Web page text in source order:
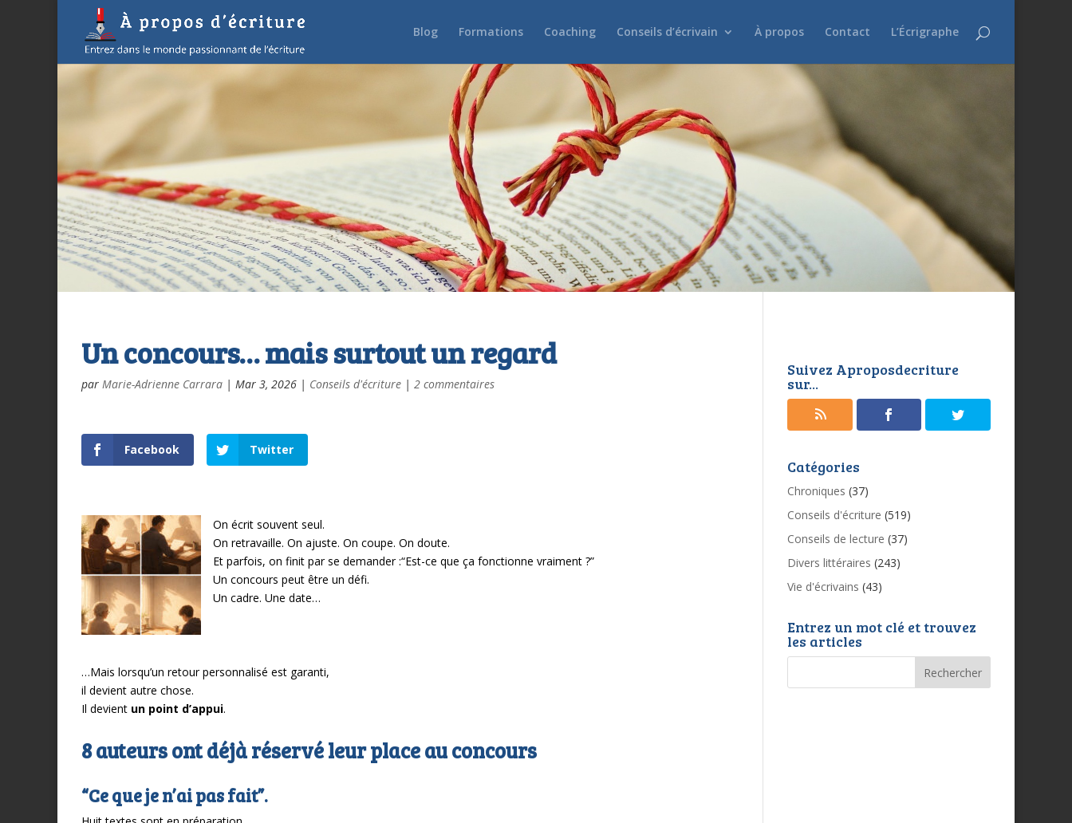
Blog Formations Coaching Conseils d’écrivain À propos Contact L’Écrigraphe
Un concours… mais surtout un regard
par Marie-Adrienne Carrara | Mar 3, 2026 | Conseils d'écriture | 2 commentaires
Facebook Twitter
On écrit souvent seul.
On retravaille. On ajuste. On coupe. On doute.
Et parfois, on finit par se demander :“Est-ce que ça fonctionne vraiment ?”
Un concours peut être un défi.
Un cadre. Une date…
…Mais lorsqu’un retour personnalisé est garanti,
il devient autre chose.
Il devient un point d’appui.
8 auteurs ont déjà réservé leur place au concours
“Ce que je n’ai pas fait”.
Suivez Aproposdecriture
sur...
Catégories
Chroniques (37)
Conseils d'écriture (519)
Conseils de lecture (37)
Divers littéraires (243)
Vie d'écrivains (43)
Entrez un mot clé et trouvez
les articles